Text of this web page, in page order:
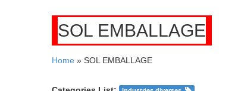
SOL EMBALLAGE
Home » SOL EMBALLAGE